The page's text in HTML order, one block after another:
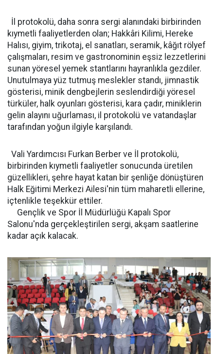
İl protokolü, daha sonra sergi alanındaki birbirinden
kıymetli faaliyetlerden olan; Hakkâri Kilimi, Hereke
Halısı, giyim, trikotaj, el sanatları, seramik, kâğıt rölyef
çalışmaları, resim ve gastronominin eşsiz lezzetlerini
sunan yöresel yemek stantlarını hayranlıkla gezdiler.
Unutulmaya yüz tutmuş meslekler standı, jimnastik
gösterisi, minik dengbejlerin seslendirdiği yöresel
türküler, halk oyunları gösterisi, kara çadır, miniklerin
gelin alayını uğurlaması, il protokolü ve vatandaşlar
tarafından yoğun ilgiyle karşılandı.
Vali Yardımcısı Furkan Berber ve İl protokolü,
birbirinden kıymetli faaliyetler sonucunda üretilen
güzellikleri, şehre hayat katan bir şenliğe dönüştüren
Halk Eğitimi Merkezi Ailesi'nin tüm maharetli ellerine,
içtenlikle teşekkür ettiler.
Gençlik ve Spor İl Müdürlüğü Kapalı Spor
Salonu'nda gerçekleştirilen sergi, akşam saatlerine
kadar açık kalacak.